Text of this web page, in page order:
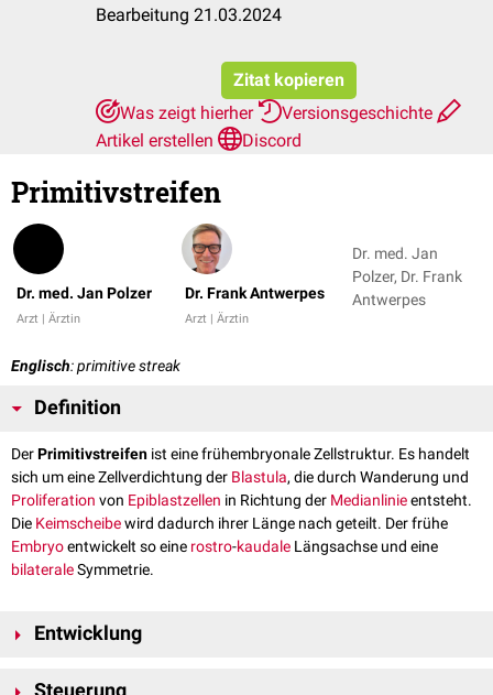
Bearbeitung 21.03.2024
Zitat kopieren
Was zeigt hierher
Versionsgeschichte
Artikel erstellen
Discord
Primitivstreifen
Dr. med. Jan Polzer
Arzt | Ärztin
Dr. Frank Antwerpes
Arzt | Ärztin
Dr. med. Jan
Polzer, Dr. Frank
Antwerpes
Englisch: primitive streak
Definition
DerPrimitivstreifen ist eine frühembryonale Zellstruktur. Es handelt
sich um eine Zellverdichtung der Blastula, die durch Wanderung und
Proliferation von Epiblastzellen in Richtung der Medianlinieentsteht.
Die Keimscheibewird dadurch ihrer Länge nach geteilt. Der frühe
Embryoentwickelt so eine rostro-kaudale Längsachse und eine
bilateraleSymmetrie.
Entwicklung